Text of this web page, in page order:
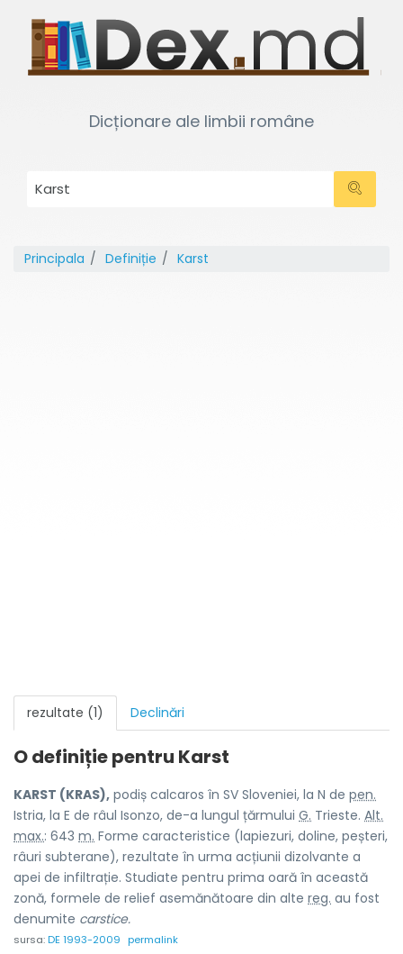
Dicționare ale limbii române
Principala Definiție Karst
rezultate (1) Declinări
O definiție pentru Karst
KARST (KRAS), podiș calcaros în SV Sloveniei, la N de pen.
Istria, la E de râul Isonzo, de-a lungul țărmului G. Trieste. Alt.
max.: 643 m. Forme caracteristice (lapiezuri, doline, peșteri,
râuri subterane), rezultate în urma acțiunii dizolvante a
apei de infiltrație. Studiate pentru prima oară în această
zonă, formele de relief asemănătoare din alte reg. au fost
denumite carstice.
sursa:DE 1993-2009 permalink